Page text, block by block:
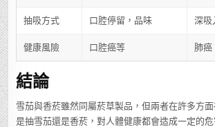
抽吸方式 口腔停留，品味 深吸
健康風險 口腔癌等 肺
結論
雪茄與香菸雖然同屬菸草製品，但兩者在許多方
是抽雪茄還是香菸，對人體健康都會造成一定的